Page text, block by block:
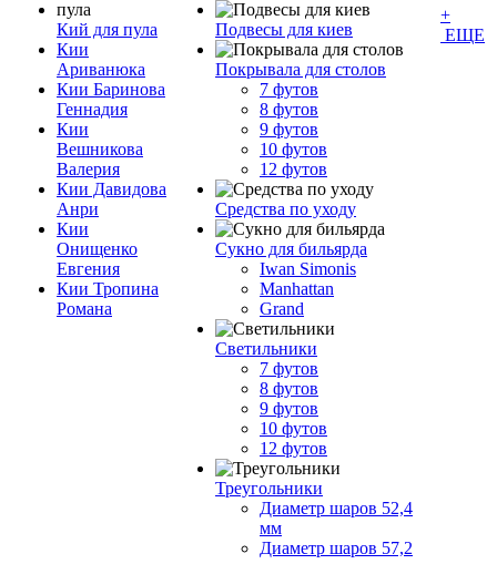
Кий для пула
Кии
Ариванюка
Кии Баринова
Геннадия
Кии
Вешникова
Валерия
Кии Давидова
Анри
Кии
Онищенко
Евгения
Кии Тропина
Романа
Подвесы для киев
Покрывала для столов
7 футов
8 футов
9 футов
10 футов
12 футов
Средства по уходу
Сукно для бильярда
Iwan Simonis
Manhattan
Grand
Светильники
7 футов
8 футов
9 футов
10 футов
12 футов
Треугольники
Диаметр шаров 52,4
мм
Диаметр шаров 57,2
+
ЕЩЕ